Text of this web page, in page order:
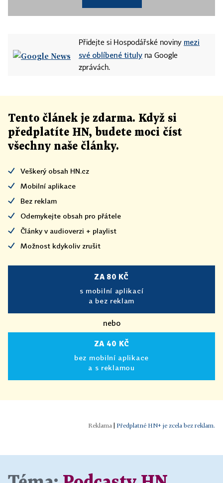
Přidejte si Hospodářské noviny mezi
své oblíbené tituly na Google
zprávách.
Tento článek je zdarma. Když si
předplatíte HN, budete moci číst
všechny naše články.
Veškerý obsah HN.cz
Mobilní aplikace
Bez reklam
Odemykejte obsah pro přátele
Články v audioverzi + playlist
Možnost kdykoliv zrušit
ZA 80 KČ
s mobilní aplikací
a bez reklam
nebo
ZA 40 KČ
bez mobilní aplikace
a s reklamou
| Předplatné HN+ je zcela bez reklam.